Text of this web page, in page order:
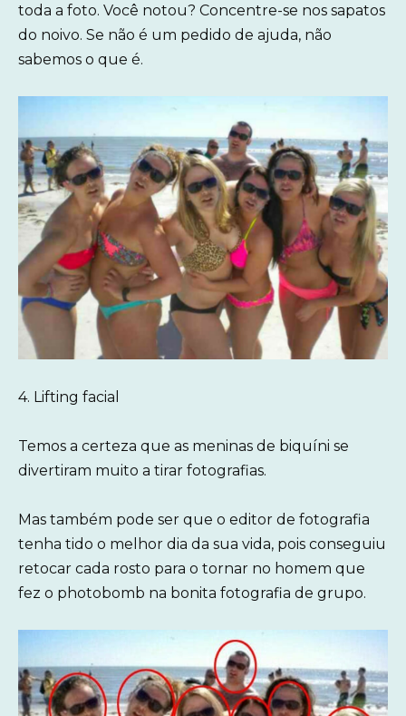
toda a foto. Você notou? Concentre-se nos sapatos
do noivo. Se não é um pedido de ajuda, não
sabemos o que é.
4. Lifting facial
Temos a certeza que as meninas de biquíni se
divertiram muito a tirar fotografias.
Mas também pode ser que o editor de fotografia
tenha tido o melhor dia da sua vida, pois conseguiu
retocar cada rosto para o tornar no homem que
fez o photobomb na bonita fotografia de grupo.